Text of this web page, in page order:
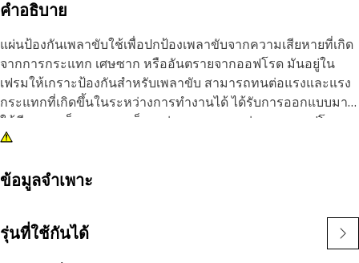
คำอธิบาย
แผ่นป้องกันเพลาขับใช้เพื่อปกป้องเพลาขับจากความเสียหายที่เกิด
จากการกระแทก เศษซาก หรืออันตรายจากออฟโรด มันอยู่ใน
เฟรมให้เกราะป้องกันสําหรับเพลาขับ สามารถทนต่อแรงและแรง
กระแทกที่เกิดขึ้นในระหว่างการทํางานได้ ได้รับการออกแบบมา
ให้มีความแข็งแรงและแข็งแกร่ง สามารถทนต่อสภาพออฟโรด
และปกป้องเพลาขับจากความเสียหายที่อาจเกิดขึ้นได้
คุณลักษณะ:
• ปกป้องเพลาขับจากความเสียหายที่เกิดจากการกระแทก เศษซาก
หรืออันตรายจากทางวิบาก
ข้อมูลจำเพาะ
รุ่นที่ใช้กันได้